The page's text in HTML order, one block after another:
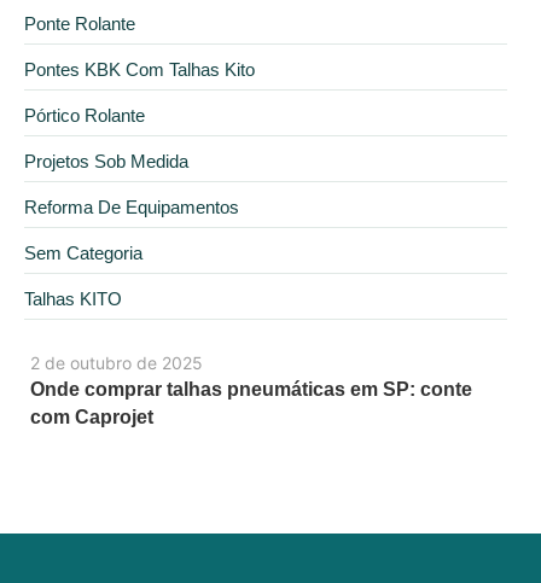
2 de outubro de 2025
Onde comprar talhas pneumáticas em SP: conte
com Caprojet
Ponte Rolante
Pontes KBK Com Talhas Kito
Pórtico Rolante
Projetos Sob Medida
Reforma De Equipamentos
Sem Categoria
Talhas KITO